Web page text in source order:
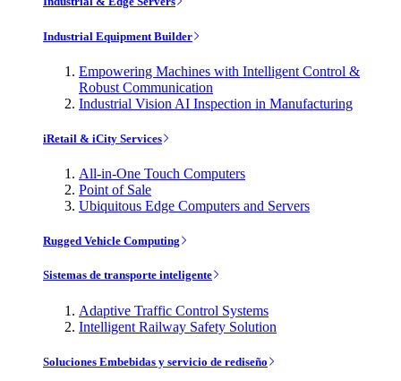
Industrial Equipment Builder
Empowering Machines with Intelligent Control &
Robust Communication
Industrial Vision AI Inspection in Manufacturing
iRetail & iCity Services
All-in-One Touch Computers
Point of Sale
Ubiquitous Edge Computers and Servers
Rugged Vehicle Computing
Sistemas de transporte inteligente
Adaptive Traffic Control Systems
Intelligent Railway Safety Solution
Soluciones Embebidas y servicio de rediseño